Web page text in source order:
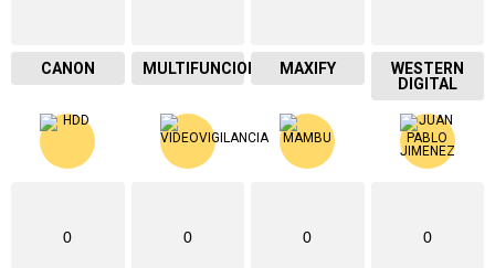
CANON MULTIFUNCIONAL MAXIFY
WESTERN
DIGITAL
0 0 0 0